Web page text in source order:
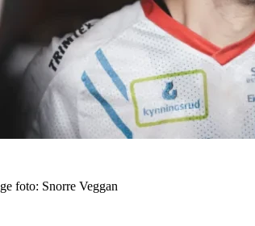
foto: Snorre Veggan